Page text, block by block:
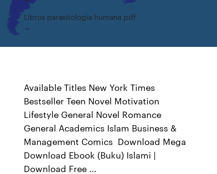
Libros parasitologia humana pdf
Available Titles New York Times
Bestseller Teen Novel Motivation
Lifestyle General Novel Romance
General Academics Islam Business &
Management Comics Download Mega
Download Ebook (Buku) Islami |
Download Free ...